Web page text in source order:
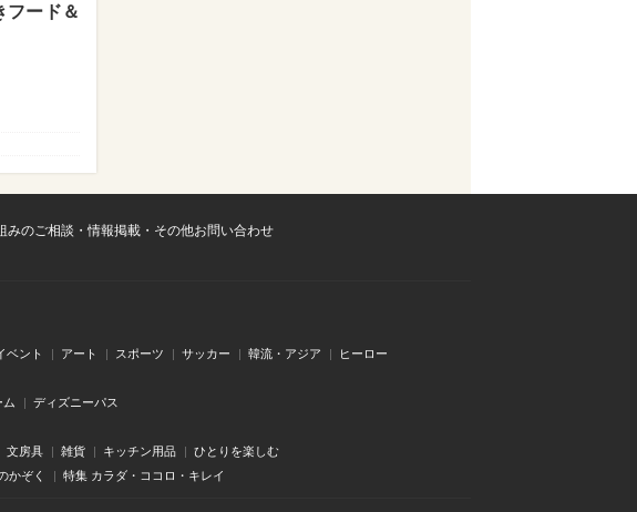
フード＆
みのご相談・情報掲載・その他お問い合わせ
ベント アート スポーツ サッカー 韓流・アジア ヒーロー
ム ディズニーパス
文房具 雑貨 キッチン用品 ひとりを楽しむ
かぞく 特集 カラダ・ココロ・キレイ